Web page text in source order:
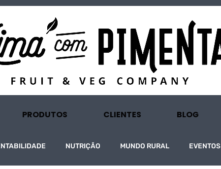
PRODUTOS CLIENTES BLOG
NUTRIÇÃO MUNDO RURAL EVENTOS